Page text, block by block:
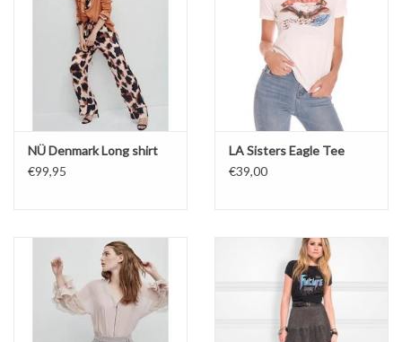
NÜ Denmark Long shirt
€99,95
LA Sisters Eagle Tee
€39,00